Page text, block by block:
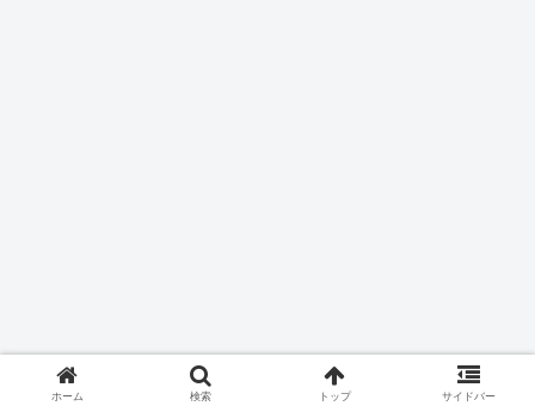
ホーム 検索 トップ サイドバー